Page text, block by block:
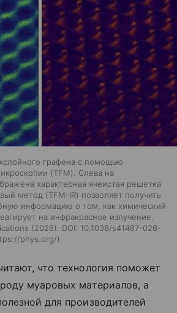
графена с помощью
(TFM). Слева на
характерная ячеистая решетка
метод (TFM-IR) позволяет получить
информацию о том, как химический
на инфракрасное излучение.
(2026). DOI: 10.1038/s41467-026-
phys.org/
что технология поможет
муаровых материалов, а
для производителей